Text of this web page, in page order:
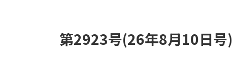
第2923号(26年8月10日号)